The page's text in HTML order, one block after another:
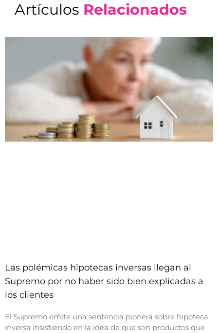
Artículos Relacionados
Las polémicas hipotecas inversas llegan al
Supremo por no haber sido bien explicadas a
los clientes
El Supremo emite una sentencia pionera sobre hipoteca
inversa insistiendo en la idea de que son productos que